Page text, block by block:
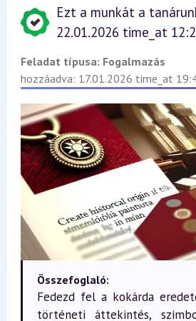
Ezt a munkát a
22.01.2026 time_at
Feladat típusa: Fogalmazás
hozzáadva: 17.01.2026 time_at
Összefoglaló:
Fedezd fel a kokárda
történeti áttekintés,